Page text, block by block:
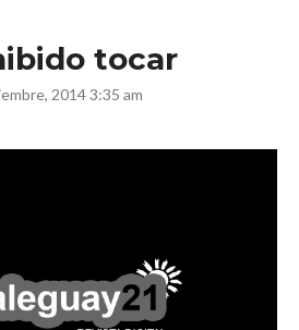
tocar
2014 3:35 am